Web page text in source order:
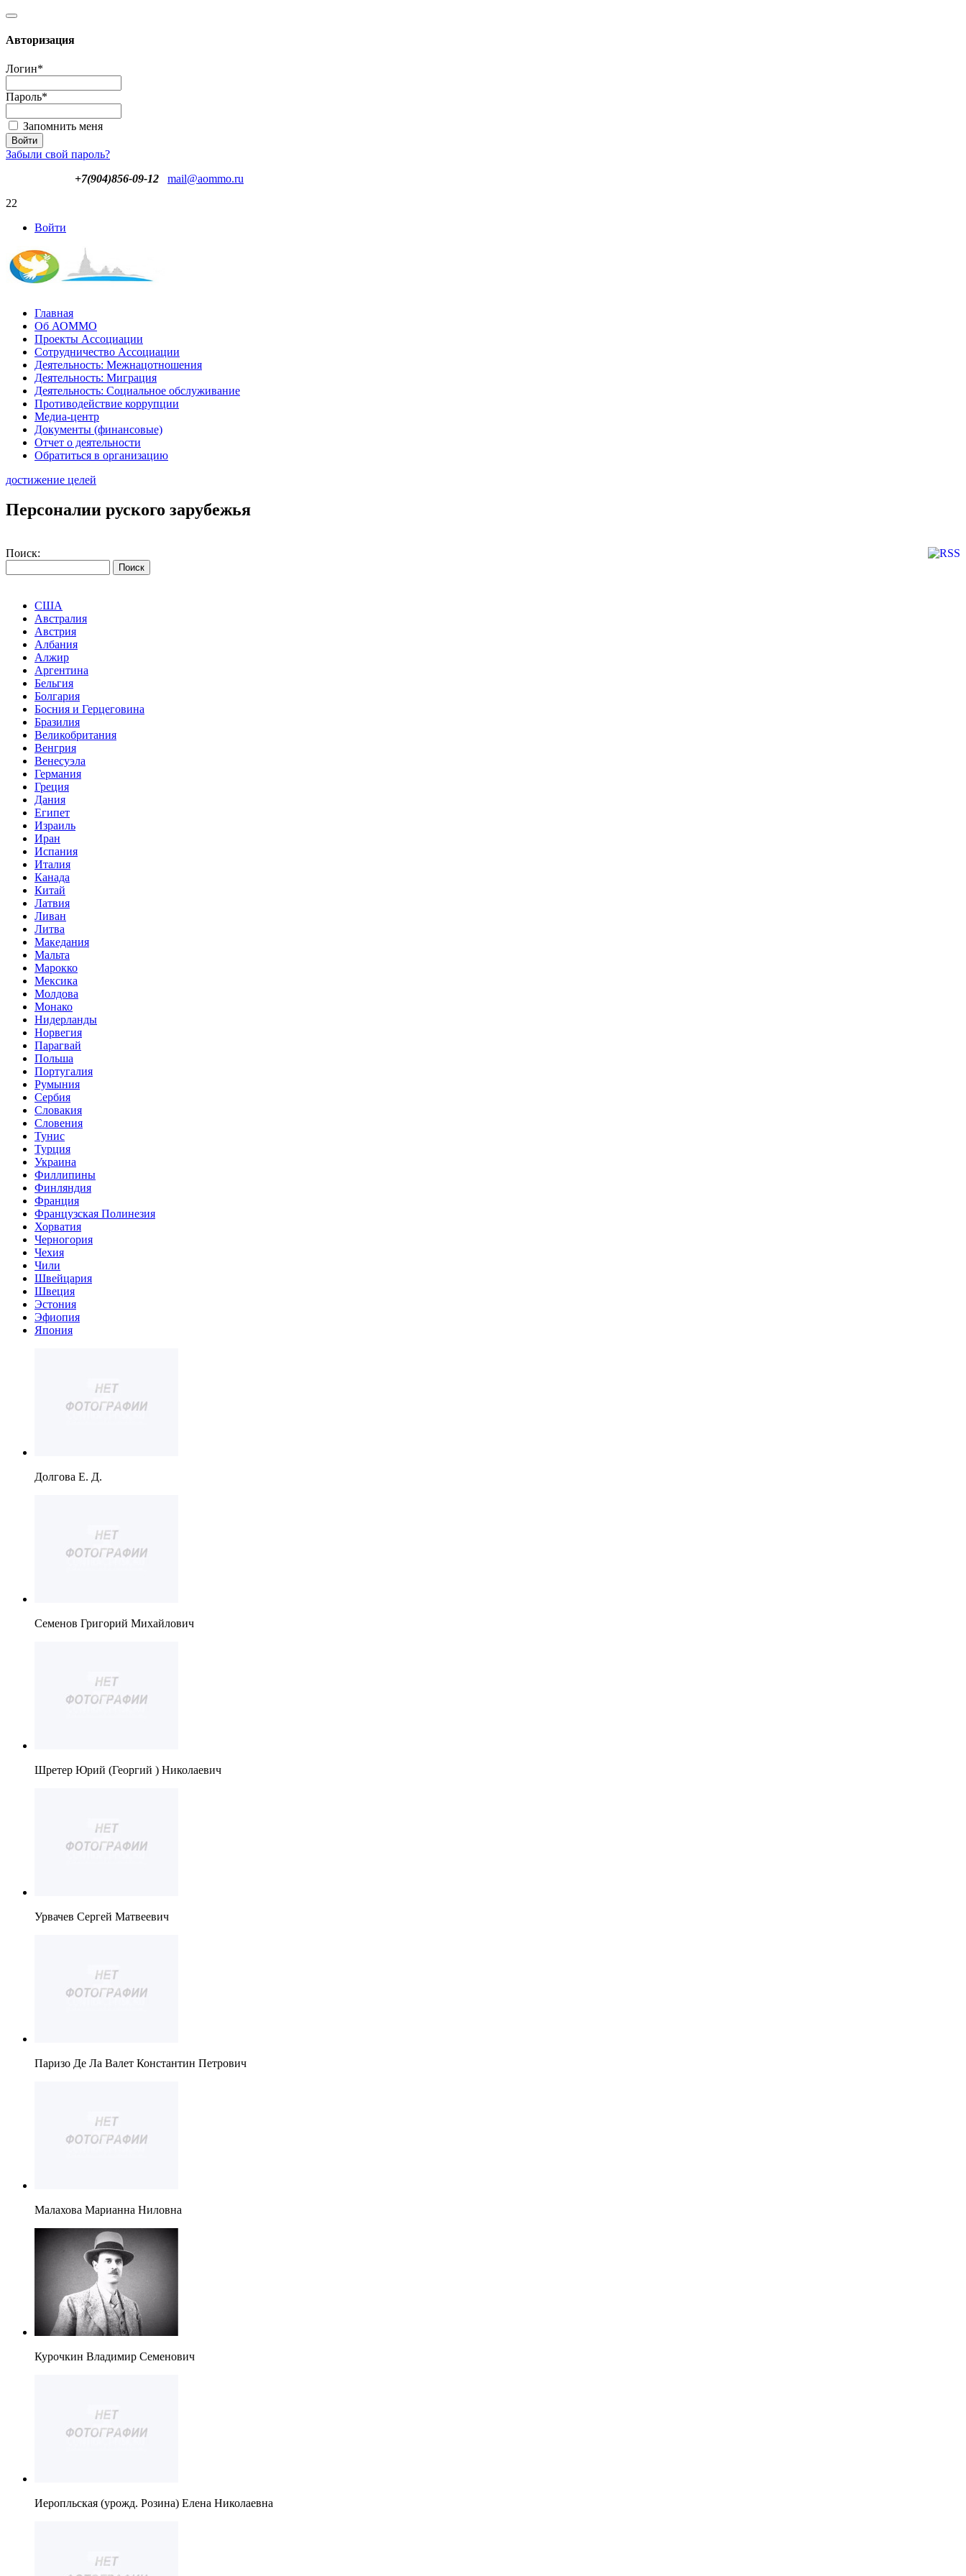
Авторизация
Логин*
Пароль*
Запомнить меня
Забыли свой пароль?
+7(904)856-09-12
mail@aommo.ru
22
Войти
Главная
Об АОММО
Проекты Ассоциации
Сотрудничество Ассоциации
Деятельность: Межнацотношения
Деятельность: Миграция
Деятельность: Социальное обслуживание
Противодействие коррупции
Медиа-центр
Документы (финансовые)
Отчет о деятельности
Обратиться в организацию
достижение целей
Персоналии руского зарубежья
Поиск:
США
Австралия
Австрия
Албания
Алжир
Аргентина
Бельгия
Болгария
Босния и Герцеговина
Бразилия
Великобритания
Венгрия
Венесуэла
Германия
Греция
Дания
Египет
Израиль
Иран
Испания
Италия
Канада
Китай
Латвия
Ливан
Литва
Македания
Мальта
Марокко
Мексика
Молдова
Монако
Нидерланды
Норвегия
Парагвай
Польша
Португалия
Румыния
Сербия
Словакия
Словения
Тунис
Турция
Украина
Филлипины
Финляндия
Франция
Французская Полинезия
Хорватия
Черногория
Чехия
Чили
Швейцария
Швеция
Эстония
Эфиопия
Япония
Долгова Е. Д.
Семенов Григорий Михайлович
Шретер Юрий (Георгий ) Николаевич
Урвачев Сергей Матвеевич
Паризо Де Ла Валет Константин Петрович
Малахова Марианна Ниловна
Курочкин Владимир Семенович
Иеропльская (урожд. Розина) Елена Николаевна